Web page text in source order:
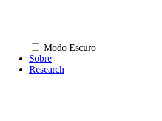
Modo Escuro
Sobre
Research